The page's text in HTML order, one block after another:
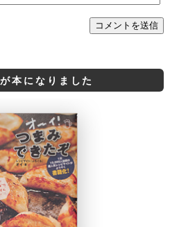
本になりました